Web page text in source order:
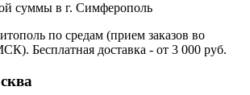
суммы в г. Симферополь
по средам (прием заказов во
Бесплатная доставка - от 3 000 руб.